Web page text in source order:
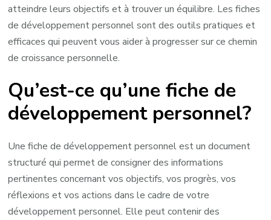
atteindre leurs objectifs et à trouver un équilibre. Les fiches
de développement personnel sont des outils pratiques et
efficaces qui peuvent vous aider à progresser sur ce chemin
de croissance personnelle.
Qu’est-ce qu’une fiche de
développement personnel?
Une fiche de développement personnel est un document
structuré qui permet de consigner des informations
pertinentes concernant vos objectifs, vos progrès, vos
réflexions et vos actions dans le cadre de votre
développement personnel. Elle peut contenir des